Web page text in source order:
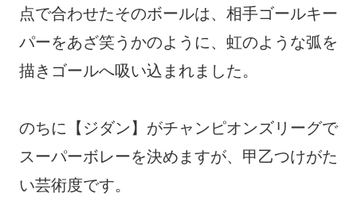
点で合わせたそのボールは、相手ゴールキー
パーをあざ笑うかのように、虹のような弧を
描きゴールへ吸い込まれました。
のちに【ジダン】がチャンピオンズリーグで
スーパーボレーを決めますが、甲乙つけがた
い芸術度です。